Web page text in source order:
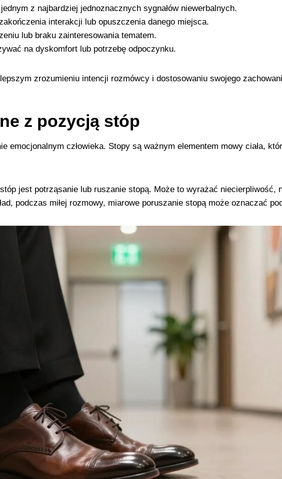
z najbardziej jednoznacznych sygnałów niewerbalnych.
interakcji lub opuszczenia danego miejsca.
lub braku zainteresowania tematem.
na dyskomfort lub potrzebę odpoczynku.
zrozumieniu intencji rozmówcy i dostosowaniu swojego
z pozycją stóp
emocjonalnym człowieka. Stopy są ważnym elementem mowy ciała,
jest potrząsanie lub ruszanie stopą. Może to wyrażać niecierpliwość,
podczas miłej rozmowy, miarowe poruszanie stopą może oznaczać